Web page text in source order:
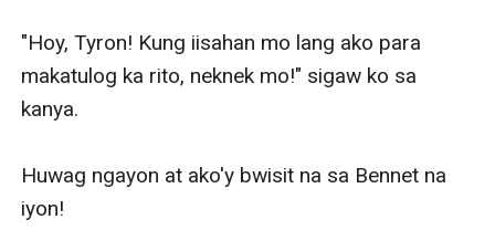
"Hoy, Tyron! Kung iisahan mo lang ako para
makatulog ka rito, neknek mo!" sigaw ko sa
kanya.
Huwag ngayon at ako'y bwisit na sa Bennet na
iyon!